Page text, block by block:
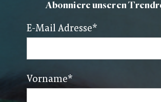
Abonniere unseren
E-Mail Adresse*
Vorname*